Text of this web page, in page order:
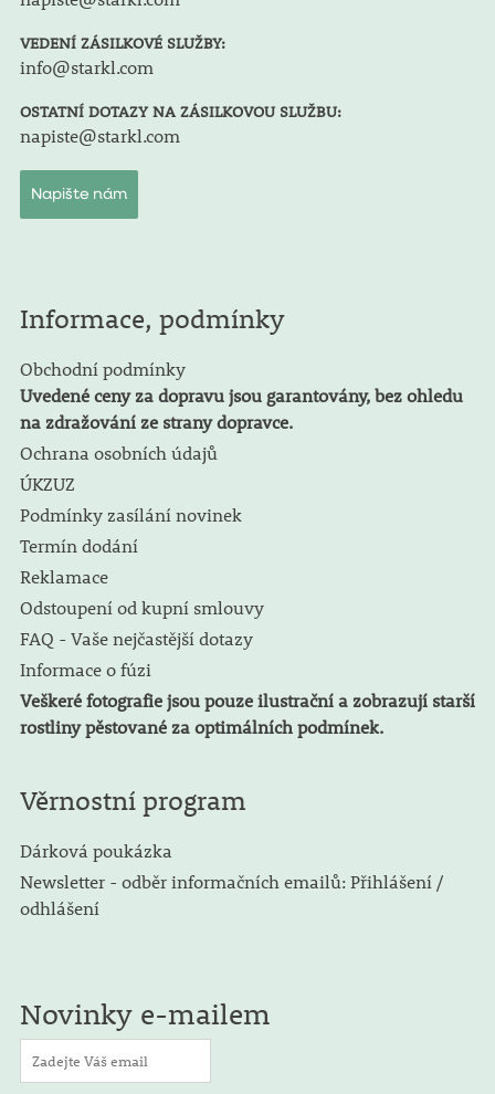
VEDENÍ ZÁSILKOVÉ SLUŽBY:
info@starkl.com
OSTATNÍ DOTAZY NA ZÁSILKOVOU SLUŽBU:
napiste@starkl.com
Napište nám
Informace, podmínky
Obchodní podmínky
Uvedené ceny za dopravu jsou garantovány, bez ohledu
na zdražování ze strany dopravce.
Ochrana osobních údajů
ÚKZUZ
Podmínky zasílání novinek
Termín dodání
Reklamace
Odstoupení od kupní smlouvy
FAQ - Vaše nejčastější dotazy
Informace o fúzi
Veškeré fotografie jsou pouze ilustrační a zobrazují starší
rostliny pěstované za optimálních podmínek.
Věrnostní program
Dárková poukázka
Newsletter - odběr informačních emailů: Přihlášení /
odhlášení
Novinky e-mailem